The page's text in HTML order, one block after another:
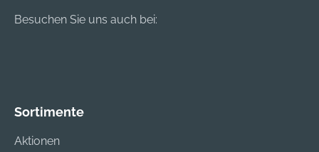
Besuchen Sie uns auch bei:
Sortimente
Aktionen